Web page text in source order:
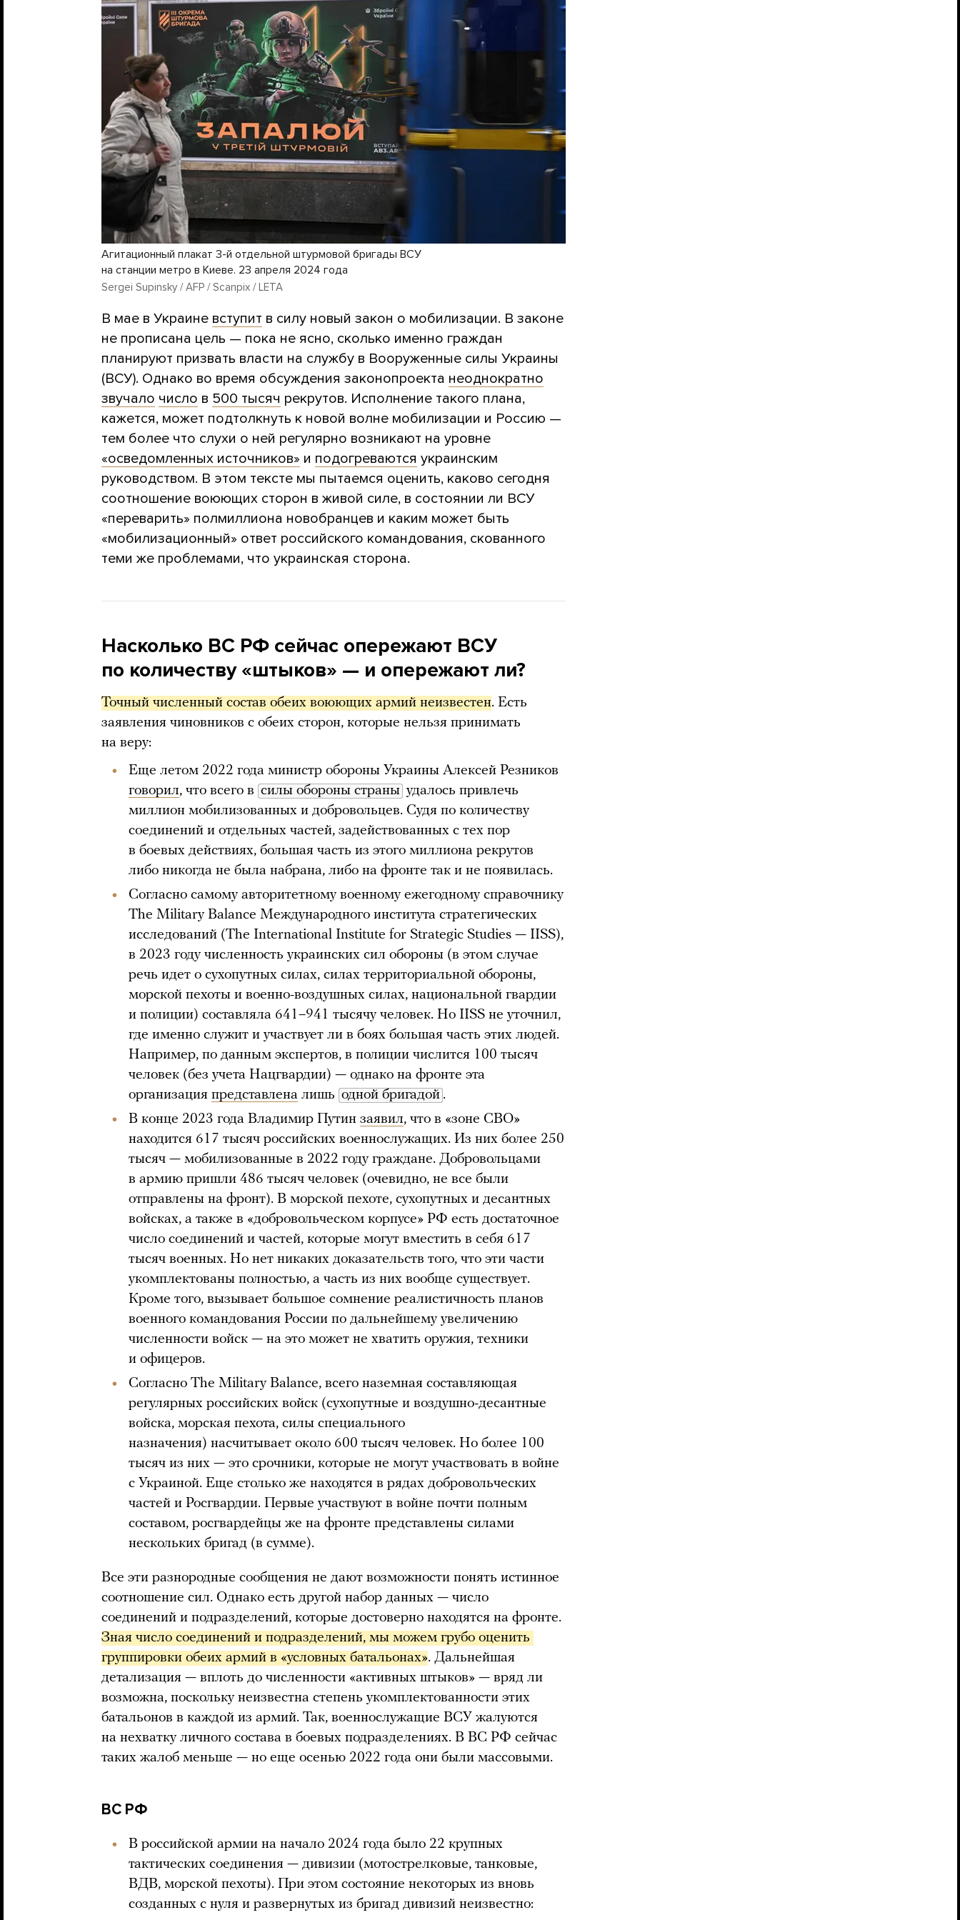
Агитационный плакат 3-й отдельной штурмовой бригады ВСУ
на станции метро в Киеве. 23 апреля 2024 года
Sergei Supinsky / AFP / Scanpix / LETA
В мае в Украине вступит в силу новый закон о мобилизации. В законе
не прописана цель — пока не ясно, сколько именно граждан
планируют призвать власти на службу в Вооруженные силы Украины
(ВСУ). Однако во время обсуждения законопроекта неоднократно
звучало число в 500 тысяч рекрутов. Исполнение такого плана,
кажется, может подтолкнуть к новой волне мобилизации и Россию —
тем более что слухи о ней регулярно возникают на уровне
«осведомленных источников» и подогреваются украинским
руководством. В этом тексте мы пытаемся оценить, каково сегодня
соотношение воюющих сторон в живой силе, в состоянии ли ВСУ
«переварить» полмиллиона новобранцев и каким может быть
«мобилизационный» ответ российского командования, скованного
теми же проблемами, что украинская сторона.
Насколько ВС РФ сейчас опережают ВСУ
по количеству «штыков» — и опережают ли?
Точный численный состав обеих воюющих армий неизвестен. Есть
заявления чиновников с обеих сторон, которые нельзя принимать
на веру:
Еще летом 2022 года министр обороны Украины Алексей Резников
говорил, что всего в силы обороны страны удалось привлечь
миллион мобилизованных и добровольцев. Судя по количеству
соединений и отдельных частей, задействованных с тех пор
в боевых действиях, большая часть из этого миллиона рекрутов
либо никогда не была набрана, либо на фронте так и не появилась.
Согласно самому авторитетному военному ежегодному справочнику
The Military Balance Международного института стратегических
исследований (The International Institute for Strategic Studies — IISS),
в 2023 году численность украинских сил обороны (в этом случае
речь идет о сухопутных силах, силах территориальной обороны,
морской пехоты и военно-воздушных силах, национальной гвардии
и полиции) составляла 641–941 тысячу человек. Но IISS не уточнил,
где именно служит и участвует ли в боях большая часть этих людей.
Например, по данным экспертов, в полиции числится 100 тысяч
человек (без учета Нацгвардии) — однако на фронте эта
организация представлена лишь одной бригадой .
В конце 2023 года Владимир Путин заявил, что в «зоне СВО»
находится 617 тысяч российских военнослужащих. Из них более 250
тысяч — мобилизованные в 2022 году граждане. Добровольцами
в армию пришли 486 тысяч человек (очевидно, не все были
отправлены на фронт). В морской пехоте, сухопутных и десантных
войсках, а также в «добровольческом корпусе» РФ есть достаточное
число соединений и частей, которые могут вместить в себя 617
тысяч военных. Но нет никаких доказательств того, что эти части
укомплектованы полностью, а часть из них вообще существует.
Кроме того, вызывает большое сомнение реалистичность планов
военного командования России по дальнейшему увеличению
численности войск — на это может не хватить оружия, техники
и офицеров.
Согласно The Military Balance, всего наземная составляющая
регулярных российских войск (сухопутные и воздушно-десантные
войска, морская пехота, силы специального
назначения) насчитывает около 600 тысяч человек. Но более 100
тысяч из них — это срочники, которые не могут участвовать в войне
с Украиной. Еще столько же находятся в рядах добровольческих
частей и Росгвардии. Первые участвуют в войне почти полным
составом, росгвардейцы же на фронте представлены силами
нескольких бригад (в сумме).
Все эти разнородные сообщения не дают возможности понять истинное
соотношение сил. Однако есть другой набор данных — число
соединений и подразделений, которые достоверно находятся на фронте.
Зная число соединений и подразделений, мы можем грубо оценить
группировки обеих армий в «условных батальонах». Дальнейшая
детализация — вплоть до численности «активных штыков» — вряд ли
возможна, поскольку неизвестна степень укомплектованности этих
батальонов в каждой из армий. Так, военнослужащие ВСУ жалуются
на нехватку личного состава в боевых подразделениях. В ВС РФ сейчас
таких жалоб меньше — но еще осенью 2022 года они были массовыми.
ВС РФ
В российской армии на начало 2024 года было 22 крупных
тактических соединения — дивизии (мотострелковые, танковые,
ВДВ, морской пехоты). При этом состояние некоторых из вновь
созданных с нуля и развернутых из бригад дивизий неизвестно: